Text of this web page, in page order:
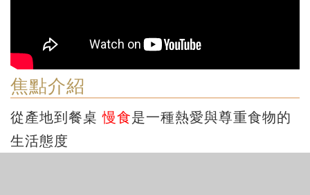
焦點介紹
從產地到餐桌慢食是一種熱愛與尊重食物的
生活態度